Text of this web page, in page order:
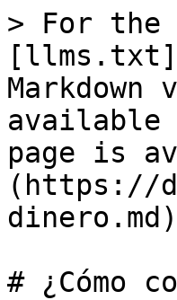
> For the
available
page is
(https://
# ¿Cómo